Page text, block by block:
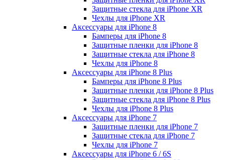
Защитные стекла для iPhone XR
Чехлы для iPhone XR
Аксессуары для iPhone 8
Бамперы для iPhone 8
Защитные пленки для iPhone 8
Защитные стекла для iPhone 8
Чехлы для iPhone 8
Аксессуары для iPhone 8 Plus
Бамперы для iPhone 8 Plus
Защитные пленки для iPhone 8 Plus
Защитные стекла для iPhone 8 Plus
Чехлы для iPhone 8 Plus
Аксессуары для iPhone 7
Защитные пленки для iPhone 7
Защитные стекла для iPhone 7
Чехлы для iPhone 7
Аксессуары для iPhone 6 / 6S